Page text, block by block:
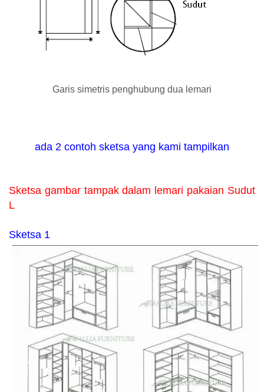
Garis simetris penghubung dua lemari
ada 2 contoh sketsa yang kami tampilkan
Sketsa gambar tampak dalam lemari pakaian Sudut
L
Sketsa 1